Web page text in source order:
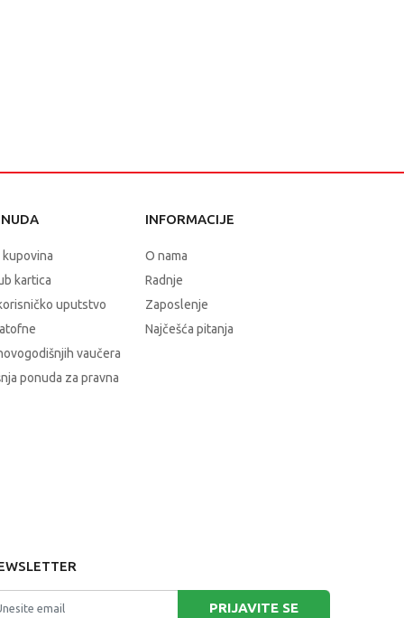
kartica
uputstvo
vaučera
ponuda za pravna
INFORMACIJE
O nama
Radnje
Zaposlenje
Najčešća pitanja
PRIJAVITE SE